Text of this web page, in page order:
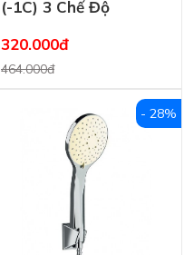
(-1C) 3 Chế Độ
320.000đ
464.000đ
- 28%